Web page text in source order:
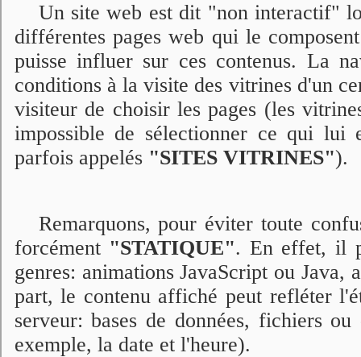
Un site web est dit "non interactif"
différentes pages web qui le
puisse influer sur ces contenus. La
conditions à la visite des vitrines d'un
visiteur de choisir les pages (les
impossible de sélectionner ce qui lui
parfois appelés "SITES VITRINES").
Remarquons, pour éviter toute
forcément "STATIQUE". En effet, il
genres: animations JavaScript ou
part, le contenu affiché peut refléter
serveur: bases de données, fichiers
exemple, la date et l'heure).